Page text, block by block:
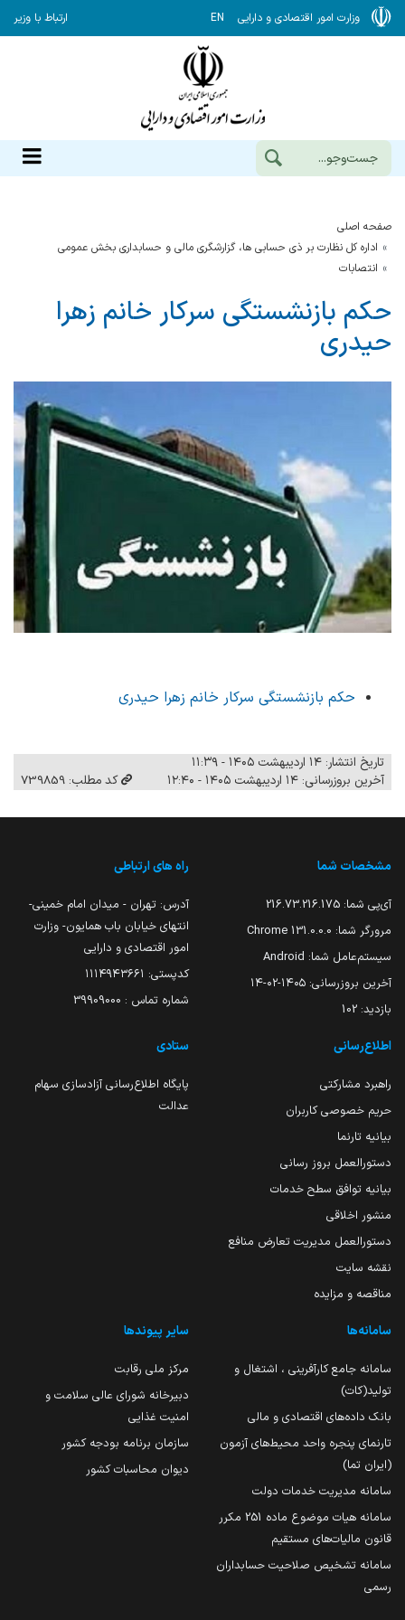
وزارت امور اقتصادی و دارایی EN ارتباط با وزیر
صفحه اصلی
اداره کل نظارت بر ذی حسابی ها، گزارشگری مالی و حسابداری بخش عمومی
انتصابات
حکم بازنشستگی سرکار خانم زهرا
حیدری
حکم بازنشستگی سرکار خانم زهرا حیدری
تاریخ انتشار: ۱۴ اردیبهشت ۱۴۰۵ - ۱۱:۳۹
آخرین بروزرسانی: ۱۴ اردیبهشت ۱۴۰۵ - ۱۲:۴۰
کد مطلب: 739859
مشخصات شما
آی‌پی شما: 216.73.216.175
مرورگر شما: 131.0.0.0 Chrome
سیستم‌عامل شما: Android
آخرین بروزرسانی: ۱۴۰۵-۰۲-۱۴
بازدید: 102
راه های ارتباطی
آدرس: تهران - میدان امام خمینی-
انتهای خیابان باب همایون- وزارت
امور اقتصادی و دارایی
کدپستی: ۱۱۱۴۹۴۳۶۶۱
شماره تماس : 39909000
اطلاع‌رسانی
راهبرد مشارکتی
حریم خصوصی کاربران
بیانیه تارنما
دستورالعمل بروز رسانی
بیانیه توافق سطح خدمات
منشور اخلاقی
دستورالعمل مدیریت تعارض منافع
نقشه سایت
مناقصه و مزایده
ستادی
پایگاه اطلاع‌رسانی آزادسازی سهام
عدالت
سامانه‌ها
سامانه جامع کارآفرینی ، اشتغال و
تولید(کات)
بانک داده‌های اقتصادی و مالی
تارنمای پنجره واحد محیط‌های آزمون
(ایران تما)
سامانه مدیریت خدمات دولت
سامانه هیات موضوع ماده 251 مکرر
قانون مالیات‌های مستقیم
سامانه تشخیص صلاحیت حسابداران
رسمی
سایر پیوندها
مرکز ملی رقابت
دبیرخانه شورای عالی سلامت و
امنیت غذایی
سازمان برنامه بودجه کشور
دیوان محاسبات کشور